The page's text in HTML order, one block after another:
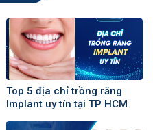
Top 5 địa chỉ trồng răng
Implant uy tín tại TP HCM